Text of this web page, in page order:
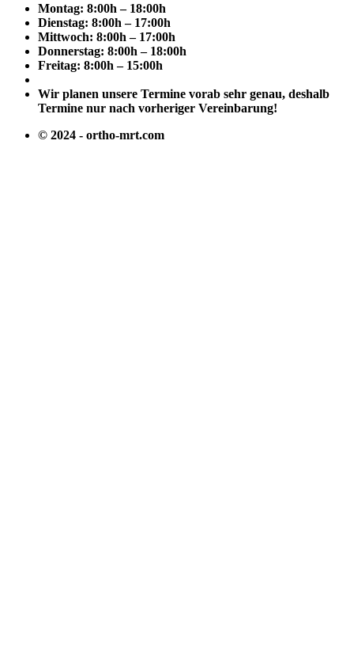
Montag: 8:00h – 18:00h
Dienstag: 8:00h – 17:00h
Mittwoch: 8:00h – 17:00h
Donnerstag: 8:00h – 18:00h
Freitag: 8:00h – 15:00h
Wir planen unsere Termine vorab sehr genau, deshalb
Termine nur nach vorheriger Vereinbarung!
© 2024 - ortho-mrt.com